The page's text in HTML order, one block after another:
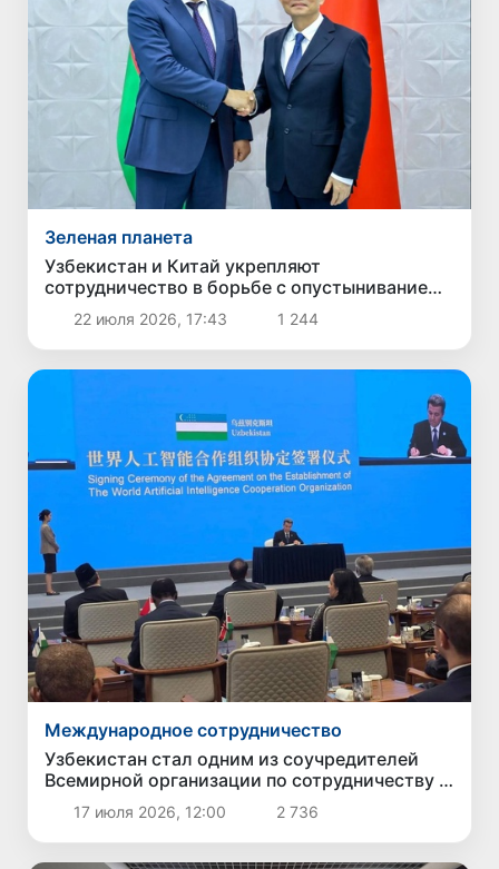
Зеленая планета
Узбекистан и Китай укрепляют
сотрудничество в борьбе с опустыниванием
и восстановлении экосистем
22 июля 2026, 17:43 1 244
Международное сотрудничество
Узбекистан стал одним из соучредителей
Всемирной организации по сотрудничеству в
сфере искусственного интеллекта
17 июля 2026, 12:00 2 736